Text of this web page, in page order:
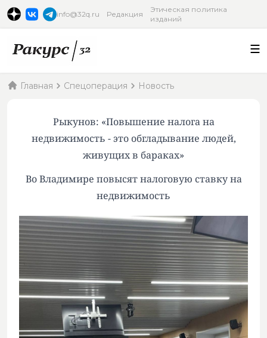
info@32q.ru Редакция
Этическая политика
изданий
Главная Спецоперация Новость
Рыкунов: «Повышение налога на
недвижимость - это обгладывание людей,
живущих в бараках»
Во Владимире повысят налоговую ставку на
недвижимость